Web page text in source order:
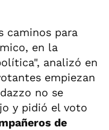
caminos para
en la
analizó en
empiezan
no se
y pidió el voto
de